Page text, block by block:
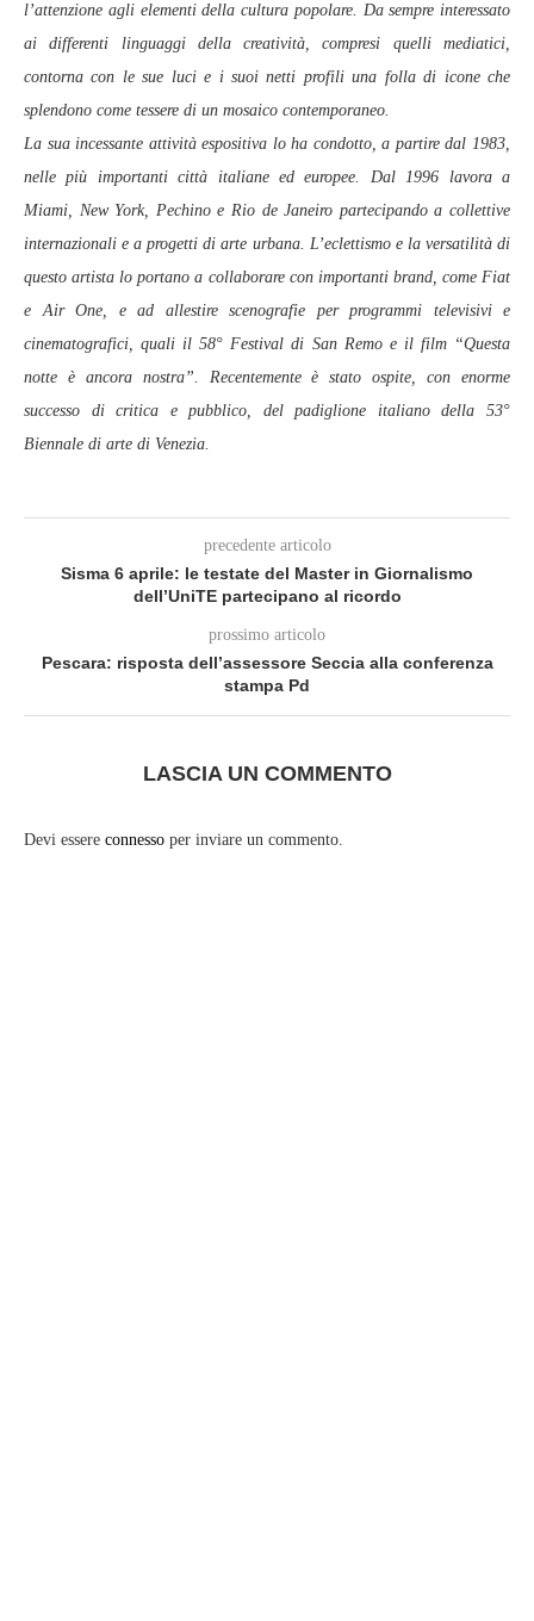
l’attenzione agli elementi della cultura popolare. Da sempre interessato
ai differenti linguaggi della creatività, compresi quelli mediatici,
contorna con le sue luci e i suoi netti profili una folla di icone che
splendono come tessere di un mosaico contemporaneo.
La sua incessante attività espositiva lo ha condotto, a partire dal 1983,
nelle più importanti città italiane ed europee. Dal 1996 lavora a
Miami, New York, Pechino e Rio de Janeiro partecipando a collettive
internazionali e a progetti di arte urbana. L’eclettismo e la versatilità di
questo artista lo portano a collaborare con importanti brand, come Fiat
e Air One, e ad allestire scenografie per programmi televisivi e
cinematografici, quali il 58° Festival di San Remo e il film “Questa
notte è ancora nostra”. Recentemente è stato ospite, con enorme
successo di critica e pubblico, del padiglione italiano della 53°
Biennale di arte di Venezia.
precedente articolo
Sisma 6 aprile: le testate del Master in Giornalismo
dell’UniTE partecipano al ricordo
prossimo articolo
Pescara: risposta dell’assessore Seccia alla conferenza
stampa Pd
LASCIA UN COMMENTO
Devi essere connesso per inviare un commento.